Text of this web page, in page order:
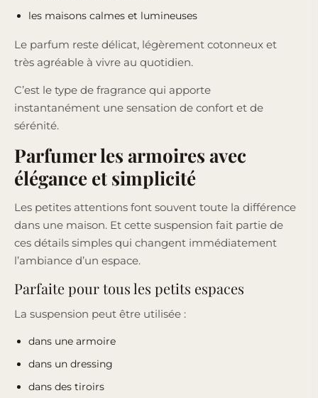
les maisons calmes et lumineuses
Le parfum reste délicat, légèrement cotonneux et
très agréable à vivre au quotidien.
C’est le type de fragrance qui apporte
instantanément une sensation de confort et de
sérénité.
Parfumer les armoires avec
élégance et simplicité
Les petites attentions font souvent toute la différence
dans une maison. Et cette suspension fait partie de
ces détails simples qui changent immédiatement
l’ambiance d’un espace.
Parfaite pour tous les petits espaces
La suspension peut être utilisée :
dans une armoire
dans un dressing
dans des tiroirs